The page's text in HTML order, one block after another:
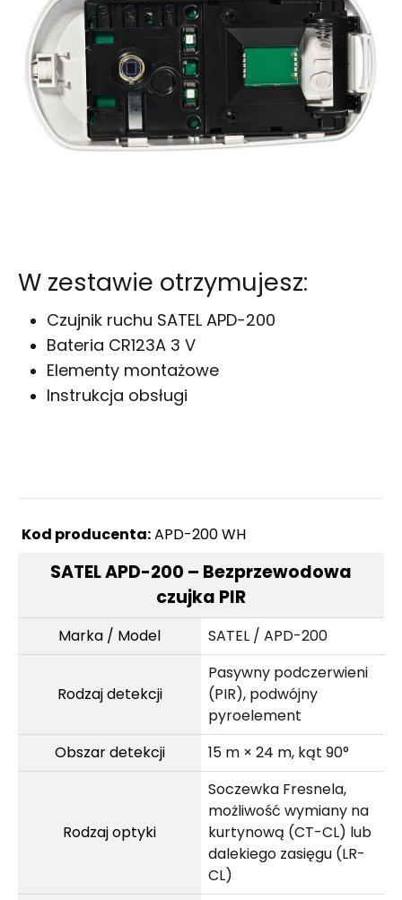
W zestawie otrzymujesz:
Czujnik ruchu SATEL APD-200
Bateria CR123A 3 V
Elementy montażowe
Instrukcja obsługi
Kod producenta:APD-200 WH
SATEL APD-200 – Bezprzewodowa
czujka PIR
Marka / Model SATEL / APD-200
Rodzaj detekcji
Pasywny podczerwieni
(PIR), podwójny
pyroelement
Obszar detekcji
15 m × 24 m, kąt 90°
Rodzaj optyki
Soczewka Fresnela,
możliwość wymiany na
kurtynową (CT-CL) lub
dalekiego zasięgu (LR-
CL)